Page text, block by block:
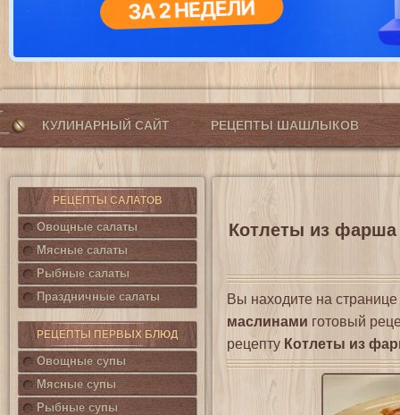
КУЛИНАРНЫЙ САЙТ РЕЦЕПТЫ ШАШЛЫКОВ
РЕЦЕПТЫ САЛАТОВ
Овощные салаты
Мясные салаты
Рыбные салаты
Праздничные салаты
РЕЦЕПТЫ ПЕРВЫХ БЛЮД
Овощные супы
Мясные супы
Рыбные супы
Котлеты из
Вы находите на странице
маслинами готовый
рецепту Котлеты из